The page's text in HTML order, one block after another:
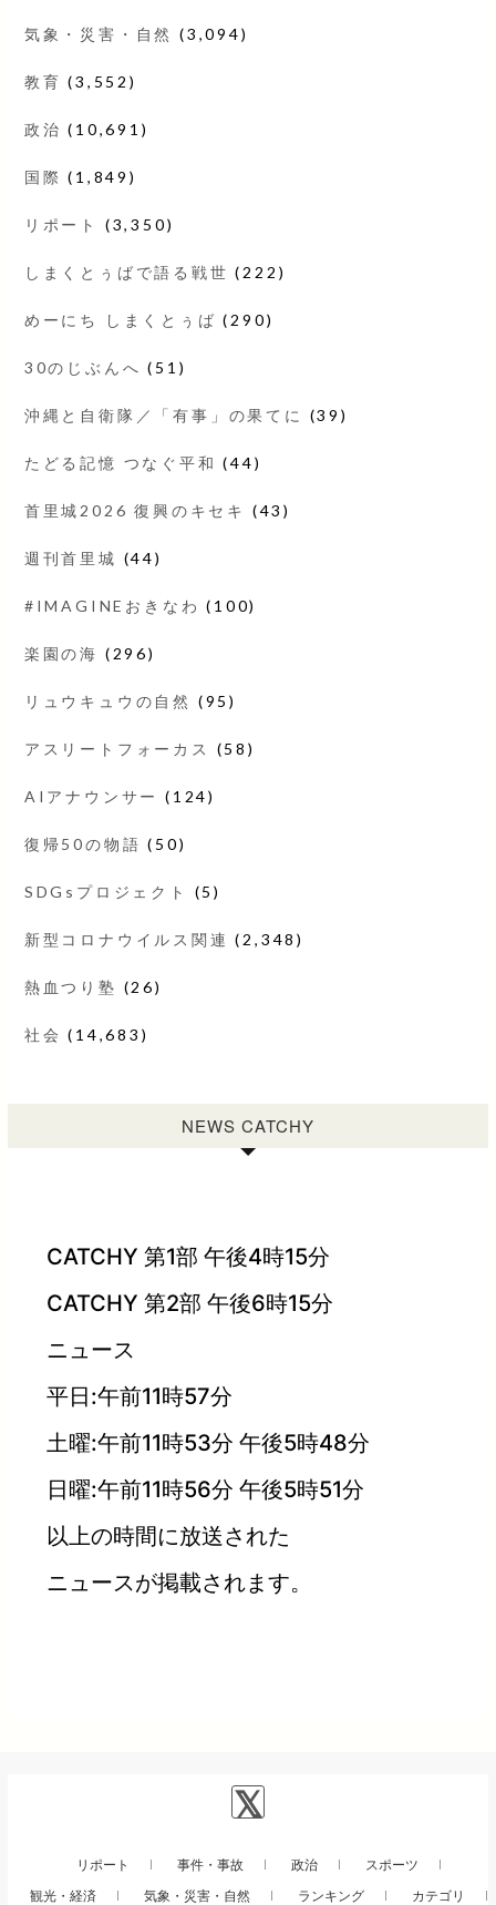
気象・災害・自然 (3,094)
教育 (3,552)
政治 (10,691)
国際 (1,849)
リポート (3,350)
しまくとぅばで語る戦世 (222)
めーにち しまくとぅば (290)
30のじぶんへ (51)
沖縄と自衛隊／「有事」の果てに (39)
たどる記憶 つなぐ平和 (44)
首里城2026 復興のキセキ (43)
週刊首里城 (44)
#IMAGINEおきなわ (100)
楽園の海 (296)
リュウキュウの自然 (95)
アスリートフォーカス (58)
AIアナウンサー (124)
復帰50の物語 (50)
SDGsプロジェクト (5)
新型コロナウイルス関連 (2,348)
熱血つり塾 (26)
社会 (14,683)
NEWS CATCHY
CATCHY 第1部 午後4時15分
CATCHY 第2部 午後6時15分
ニュース
平日:午前11時57分
土曜:午前11時53分 午後5時48分
日曜:午前11時56分 午後5時51分
以上の時間に放送された
ニュースが掲載されます。
リポート 事件・事故 政治
スポーツ
観光・経済
気象・災害・自然 ランキング カテゴリ